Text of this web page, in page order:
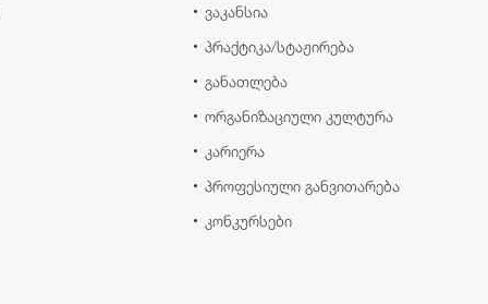
ვაკანსია
პრაქტიკა/სტაჟირება
განათლება
ორგანიზაციული კულტურა
კარიერა
პროფესიული განვითარება
კონკურსები